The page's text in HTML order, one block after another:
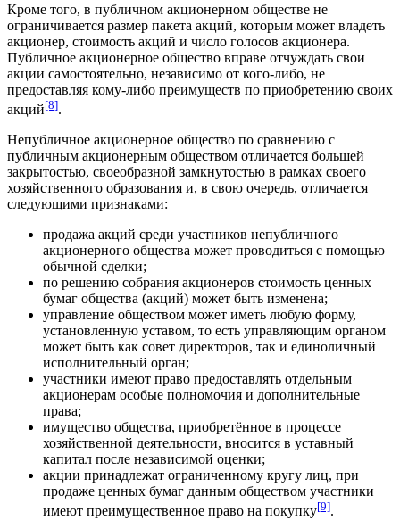
Кроме того, в публичном акционерном обществе не
ограничивается размер пакета акций, которым может владеть
акционер, стоимость акций и число голосов акционера.
Публичное акционерное общество вправе отчуждать свои
акции самостоятельно, независимо от кого-либо, не
предоставляя кому-либо преимуществ по приобретению своих
акций[8].
Непубличное акционерное общество по сравнению с
публичным акционерным обществом отличается большей
закрытостью, своеобразной замкнутостью в рамках своего
хозяйственного образования и, в свою очередь, отличается
следующими признаками:
продажа акций среди участников непубличного
акционерного общества может проводиться с помощью
обычной сделки;
по решению собрания акционеров стоимость ценных
бумаг общества (акций) может быть изменена;
управление обществом может иметь любую форму,
установленную уставом, то есть управляющим органом
может быть как совет директоров, так и единоличный
исполнительный орган;
участники имеют право предоставлять отдельным
акционерам особые полномочия и дополнительные
права;
имущество общества, приобретённое в процессе
хозяйственной деятельности, вносится в уставный
капитал после независимой оценки;
акции принадлежат ограниченному кругу лиц, при
продаже ценных бумаг данным обществом участники
имеют преимущественное право на покупку[9].